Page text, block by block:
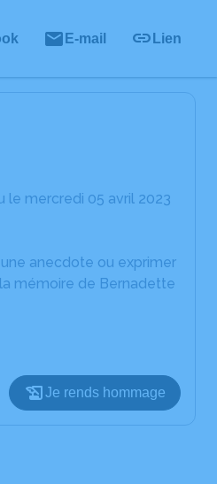
E-mail Lien
le mercredi 05 avril 2023
anecdote ou exprimer
mémoire de Bernadette
Je rends hommage